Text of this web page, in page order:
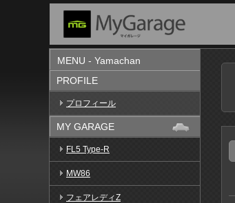
MENU - Yamachan
PROFILE
プロフィール
MY GARAGE
FL5 Type-R
MW86
フェアレディZ